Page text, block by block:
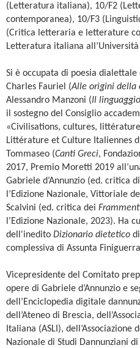
(Letteratura italiana), 10/F2
contemporanea), 10/F3
(Critica letteraria e letterature
Letteratura italiana
Si è occupata di poesia
Charles Fauriel (Alle origini della
Alessandro Manzoni (Il
il sostegno del Consiglio
«Civilisations, cultures,
Littérature et Culture Italiennes
Tommaseo (Canti Greci,
2017, Premio Moretti 2019
Gabriele d’Annunzio (ed. critica di
l’Edizione Nazionale, Vittoriale
Scalvini (ed. critica dei
l’Edizione Nazionale, 2023). Ha
dell'inedito Dizionario dietetico
complessiva di Assunta
Vicepresidente del Comitato
opere di Gabriele d’Annunzio e
dell’Enciclopedia digitale
dell’Ateneo di Brescia,
Italiana (ASLI),
Nazionale di Studi Dannunziani